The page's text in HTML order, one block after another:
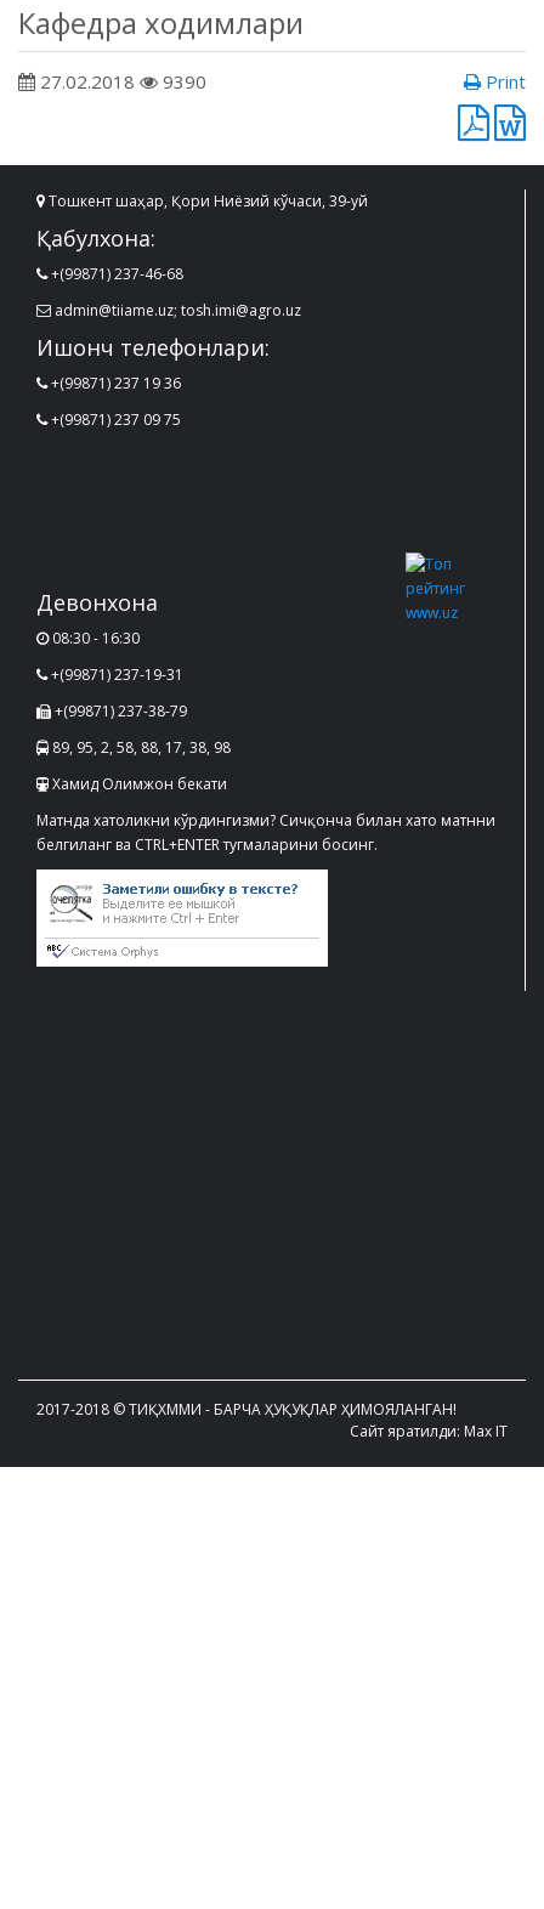
Кафедра ходимлари
27.02.2018 9390 Print
Тошкент шаҳар, Қори Ниёзий кўчаси, 39-уй
Қабулхона:
+(99871) 237-46-68
admin@tiiame.uz; tosh.imi@agro.uz
Ишонч телефонлари:
+(99871) 237 19 36
+(99871) 237 09 75
Девонхона
08:30 - 16:30
+(99871) 237-19-31
+(99871) 237-38-79
89, 95, 2, 58, 88, 17, 38, 98
Хамид Олимжон бекати
Матнда хатоликни кўрдингизми? Сичқонча билан хато матнни
белгиланг ва CTRL+ENTER тугмаларини босинг.
2017-2018 © ТИҚХММИ - БАРЧА ҲУҚУҚЛАР ҲИМОЯЛАНГАН!
Сайт яратилди: Max IT